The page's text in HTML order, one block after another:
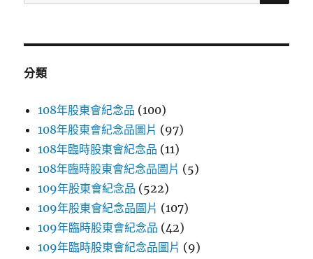
尋
鍵
分類
108年股東會紀念品 (100)
108年股東會紀念品圖片 (97)
108年臨時股東會紀念品 (11)
108年臨時股東會紀念品圖片 (5)
109年股東會紀念品 (522)
109年股東會紀念品圖片 (107)
109年臨時股東會紀念品 (42)
109年臨時股東會紀念品圖片 (9)